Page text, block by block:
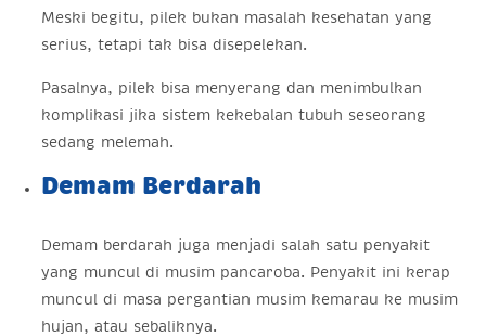
Meski begitu, pilek bukan masalah kesehatan yang
serius, tetapi tak bisa disepelekan.
Pasalnya, pilek bisa menyerang dan menimbulkan
komplikasi jika sistem kekebalan tubuh seseorang
sedang melemah.
Demam Berdarah
Demam berdarah juga menjadi salah satu penyakit
yang muncul di musim pancaroba. Penyakit ini kerap
muncul di masa pergantian musim kemarau ke musim
hujan, atau sebaliknya.